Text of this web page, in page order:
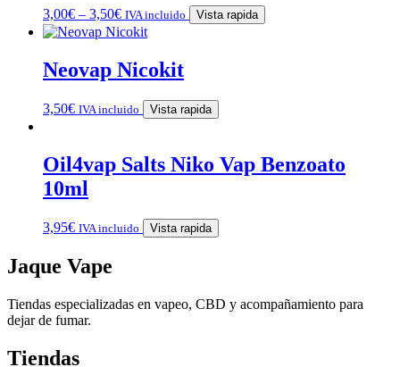
3,00€ – 3,50€ IVA incluido Vista rapida
Neovap Nicokit
3,50€ IVA incluido Vista rapida
Oil4vap Salts Niko Vap Benzoato
10ml
3,95€ IVA incluido Vista rapida
Jaque Vape
Tiendas especializadas en vapeo, CBD y acompañamiento para
dejar de fumar.
Tiendas